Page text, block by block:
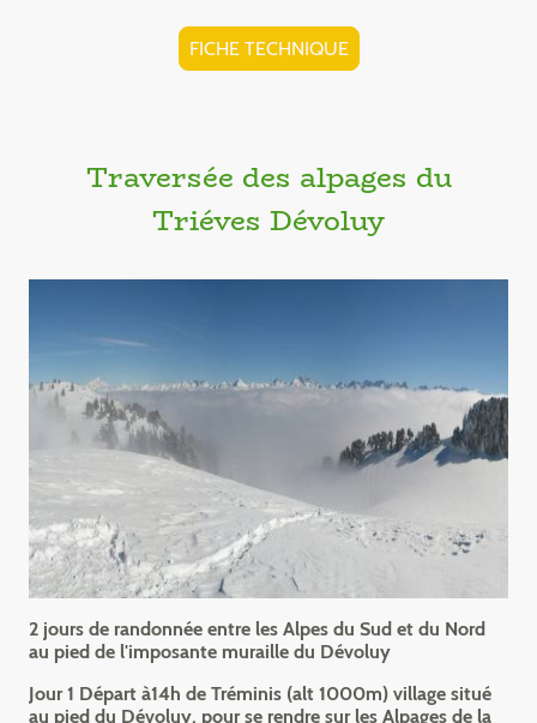
FICHE TECHNIQUE
Traversée des alpages du
Triéves Dévoluy
2 jours de randonnée entre les Alpes du Sud et du Nord
au pied de l'imposante muraille du Dévoluy
Jour 1 Départ à14h de Tréminis (alt 1000m) village situé
au pied du Dévoluy, pour se rendre sur les Alpages de la